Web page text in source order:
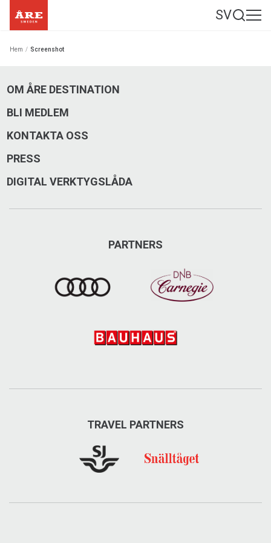
SV
Hem / Screenshot
OM ÅRE DESTINATION
BLI MEDLEM
KONTAKTA OSS
PRESS
DIGITAL VERKTYGSLÅDA
PARTNERS
TRAVEL PARTNERS